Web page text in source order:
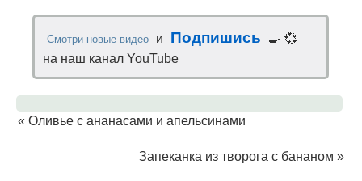
Смотри новые видео и Подпишись
🍳 💞
на наш канал YouTube
« Оливье с ананасами и апельсинами
Запеканка из творога с бананом »